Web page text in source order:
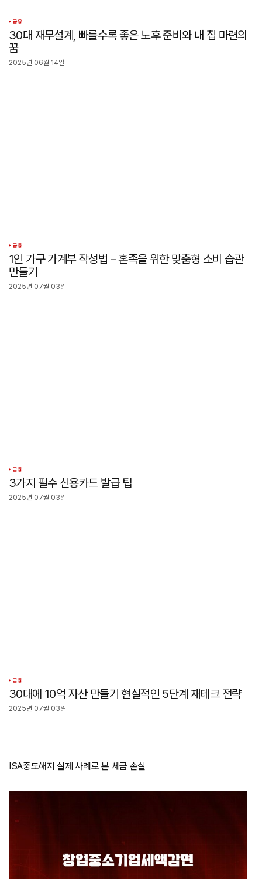
금융
30대 재무설계, 빠를수록 좋은 노후 준비와 내 집 마련의
꿈
2025년 06월 14일
금융
1인 가구 가계부 작성법 – 혼족을 위한 맞춤형 소비 습관
만들기
2025년 07월 03일
금융
3가지 필수 신용카드 발급 팁
2025년 07월 03일
금융
30대에 10억 자산 만들기 현실적인 5단계 재테크 전략
2025년 07월 03일
ISA중도해지 실제 사례로 본 세금 손실